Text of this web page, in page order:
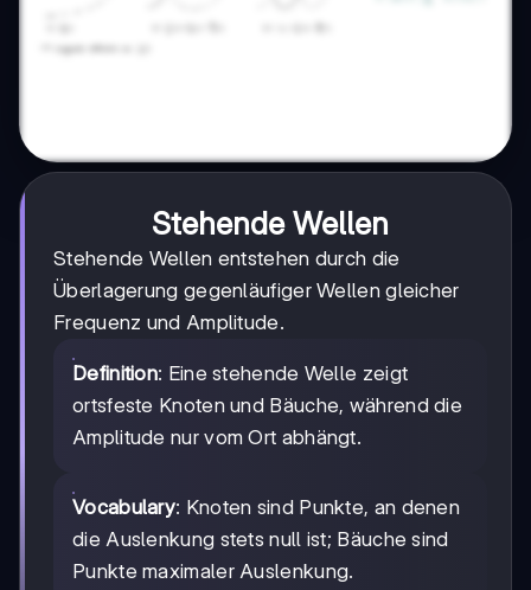
Stehende Wellen
Stehende Wellen entstehen durch die
Überlagerung gegenläufiger Wellen gleicher
Frequenz und Amplitude.
Definition: Eine stehende Welle zeigt
ortsfeste Knoten und Bäuche, während die
Amplitude nur vom Ort abhängt.
Vocabulary: Knoten sind Punkte, an denen
die Auslenkung stets null ist; Bäuche sind
Punkte maximaler Auslenkung.